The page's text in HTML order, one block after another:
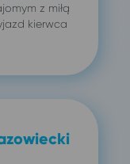
z miłą
kierwca